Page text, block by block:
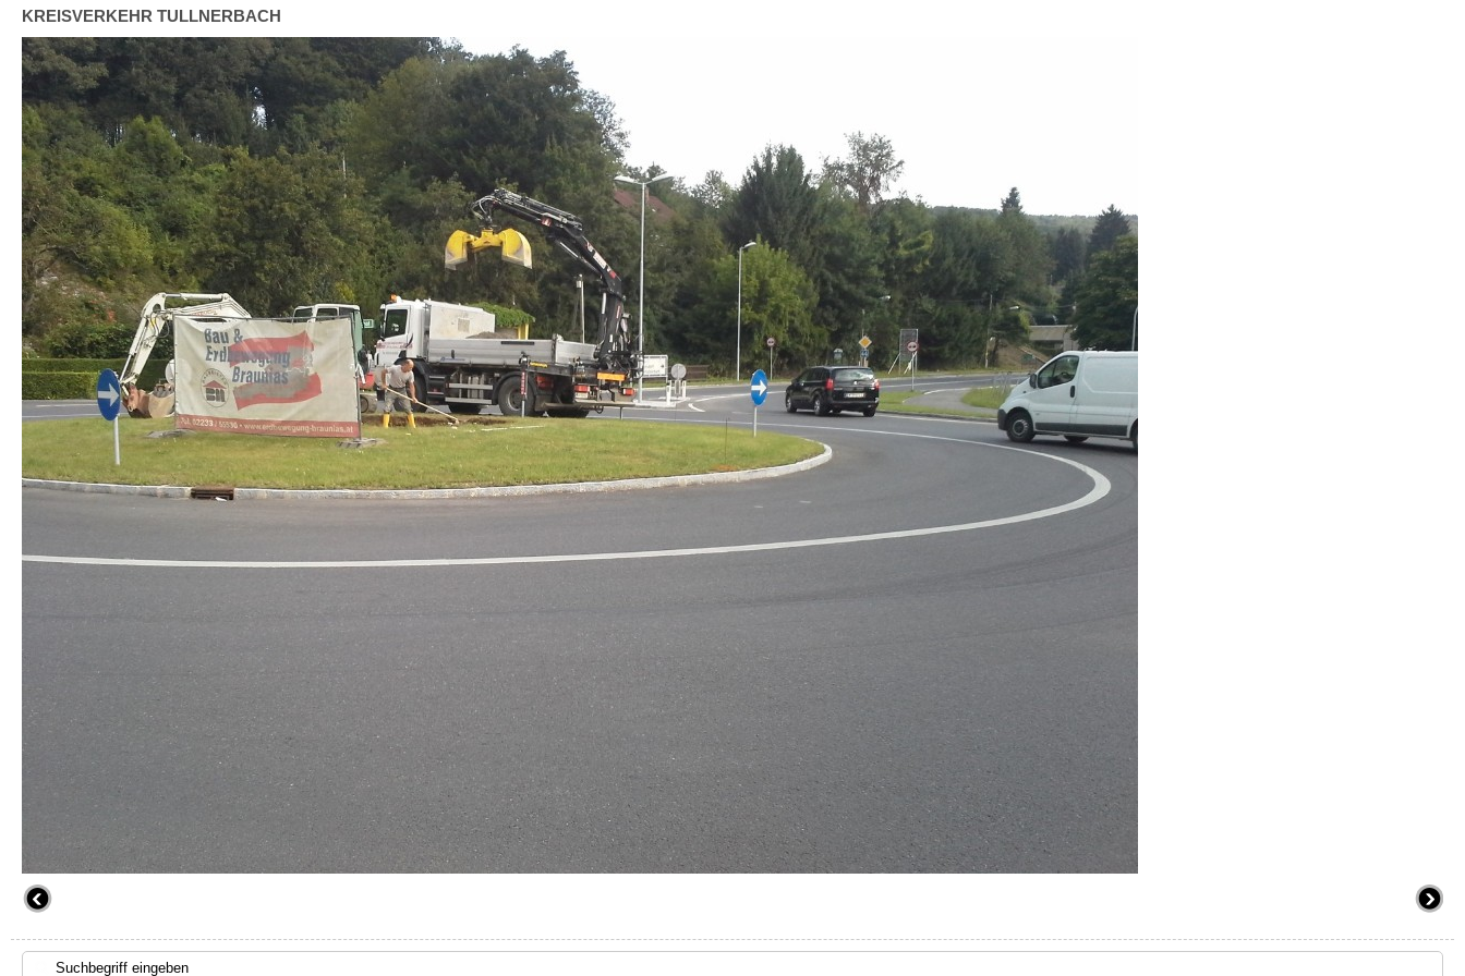
KREISVERKEHR TULLNERBACH